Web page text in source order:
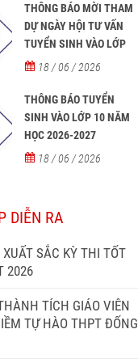
THÔNG BÁO MỜI THAM
DỰ NGÀY HỘI TƯ VẤN
TUYỂN SINH VÀO LỚP
10 NĂM HỌC 2026–2027
18 / 06 / 2026
THÔNG BÁO TUYỂN
SINH VÀO LỚP 10 NĂM
HỌC 2026-2027
18 / 06 / 2026
DIỄN RA
SẮC KỲ THI TỐT
2026
TÍCH GIÁO VIÊN
TỰ HÀO THPT ĐỐNG